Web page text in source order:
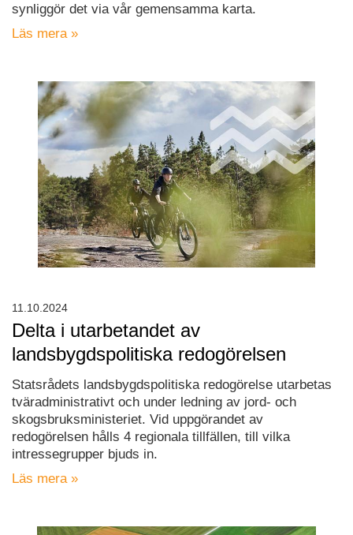
synliggör det via vår gemensamma karta.
Läs mera »
Delta i utarbetandet av
landsbygdspolitiska redogörelsen
Statsrådets landsbygdspolitiska redogörelse utarbetas
tväradministrativt och under ledning av jord- och
skogsbruksministeriet. Vid uppgörandet av
redogörelsen hålls 4 regionala tillfällen, till vilka
intressegrupper bjuds in.
Läs mera »
11.10.2024